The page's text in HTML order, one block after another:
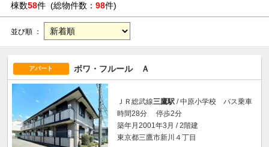
棟数58件 (総物件数： 98件)
並び順 ：
アパート ボワ・フルール Ａ
ＪＲ総武線三鷹駅 / 中原小学校 バス乗車
時間28分 停歩2分
築年月2001年3月 / 2階建
東京都三鷹市新川４丁目